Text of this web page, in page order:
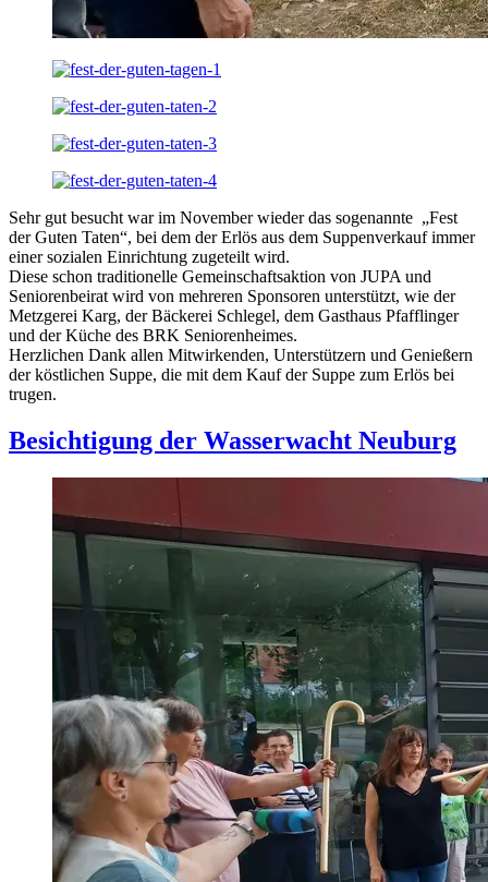
Sehr gut besucht war im November wieder das sogenannte „Fest
der Guten Taten“, bei dem der Erlös aus dem Suppenverkauf immer
einer sozialen Einrichtung zugeteilt wird.
Diese schon traditionelle Gemeinschaftsaktion von JUPA und
Seniorenbeirat wird von mehreren Sponsoren unterstützt, wie der
Metzgerei Karg, der Bäckerei Schlegel, dem Gasthaus Pfafflinger
und der Küche des BRK Seniorenheimes.
Herzlichen Dank allen Mitwirkenden, Unterstützern und Genießern
der köstlichen Suppe, die mit dem Kauf der Suppe zum Erlös bei
trugen.
Besichtigung der Wasserwacht Neuburg